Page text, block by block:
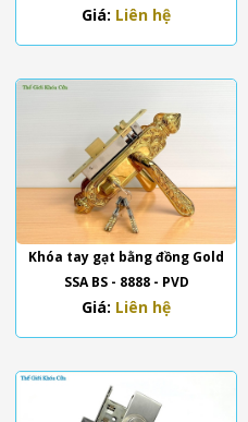
Giá: Liên hệ
Khóa tay gạt bằng đồng Gold
SSA BS - 8888 - PVD
Giá: Liên hệ